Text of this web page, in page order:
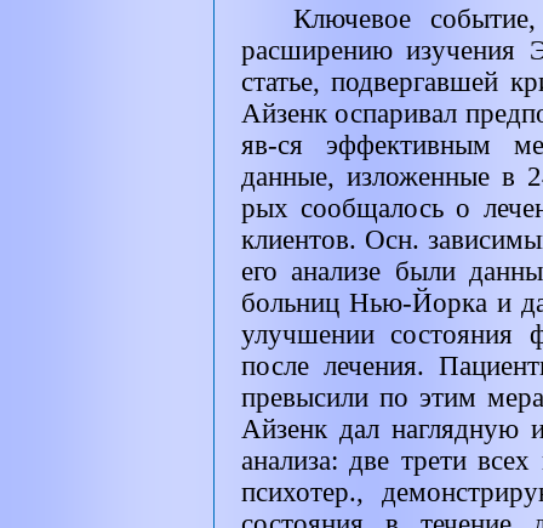
Ключевое
расширению
статье, подвергавшей
Айзенк оспаривал
яв-ся эффективным
данные, изложенные в
рых сообщалось о
клиентов. Осн.
его анализе были
больниц Нью-Йорка и
улучшении состояния
после лечения.
превысили по этим
Айзенк дал наглядную
анализа: две трети
психотер.,